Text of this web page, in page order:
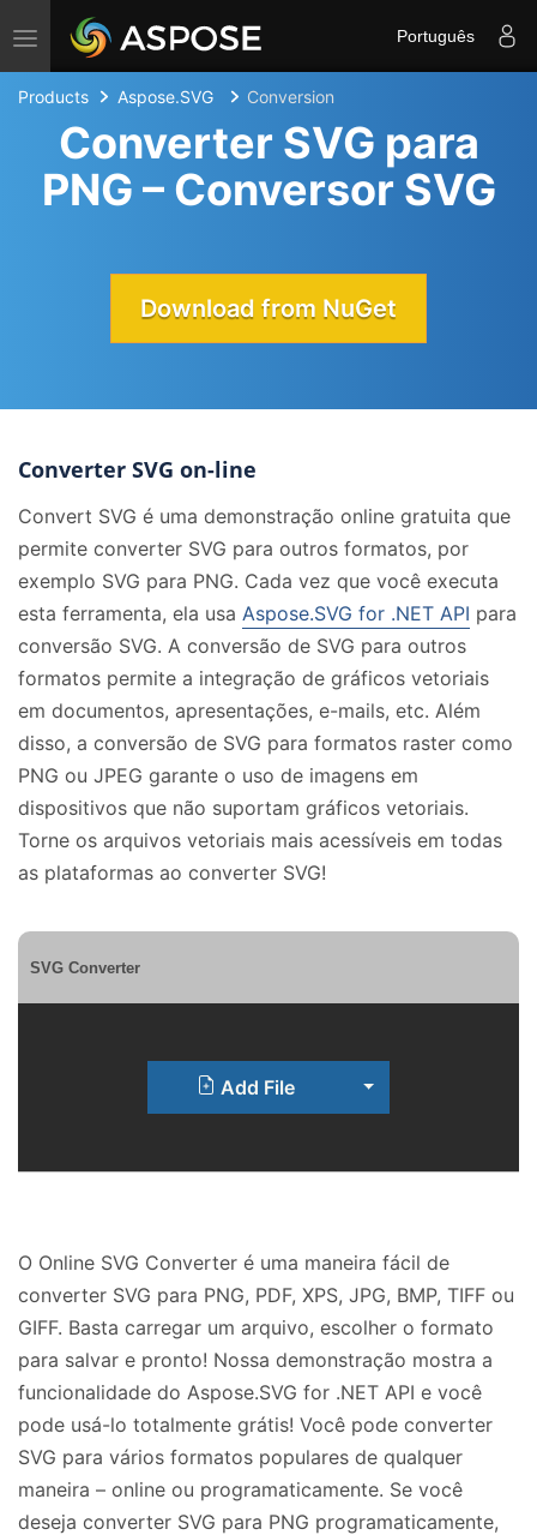
Toggle navigation Português
Products Aspose.SVG Conversion
Converter SVG para
PNG – Conversor SVG
Download from NuGet
Converter SVG on-line
Convert SVG é uma demonstração online gratuita que
permite converter SVG para outros formatos, por
exemplo SVG para PNG. Cada vez que você executa
esta ferramenta, ela usa Aspose.SVG for .NET API para
conversão SVG. A conversão de SVG para outros
formatos permite a integração de gráficos vetoriais
em documentos, apresentações, e-mails, etc. Além
disso, a conversão de SVG para formatos raster como
PNG ou JPEG garante o uso de imagens em
dispositivos que não suportam gráficos vetoriais.
Torne os arquivos vetoriais mais acessíveis em todas
as plataformas ao converter SVG!
SVG Converter
Add File Toggle Dropdown
O Online SVG Converter é uma maneira fácil de
converter SVG para PNG, PDF, XPS, JPG, BMP, TIFF ou
GIFF. Basta carregar um arquivo, escolher o formato
para salvar e pronto! Nossa demonstração mostra a
funcionalidade do Aspose.SVG for .NET API e você
pode usá-lo totalmente grátis! Você pode converter
SVG para vários formatos populares de qualquer
maneira – online ou programaticamente. Se você
deseja converter SVG para PNG programaticamente,